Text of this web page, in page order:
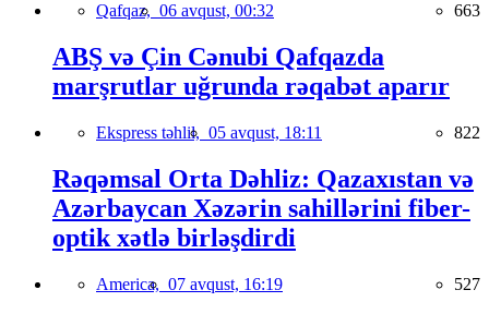
Qafqaz, 06 avqust, 00:32 663
ABŞ və Çin Cənubi Qafqazda
marşrutlar uğrunda rəqabət aparır
Ekspress təhlil, 05 avqust, 18:11 822
Rəqəmsal Orta Dəhliz: Qazaxıstan və
Azərbaycan Xəzərin sahillərini fiber-
optik xətlə birləşdirdi
America, 07 avqust, 16:19 527